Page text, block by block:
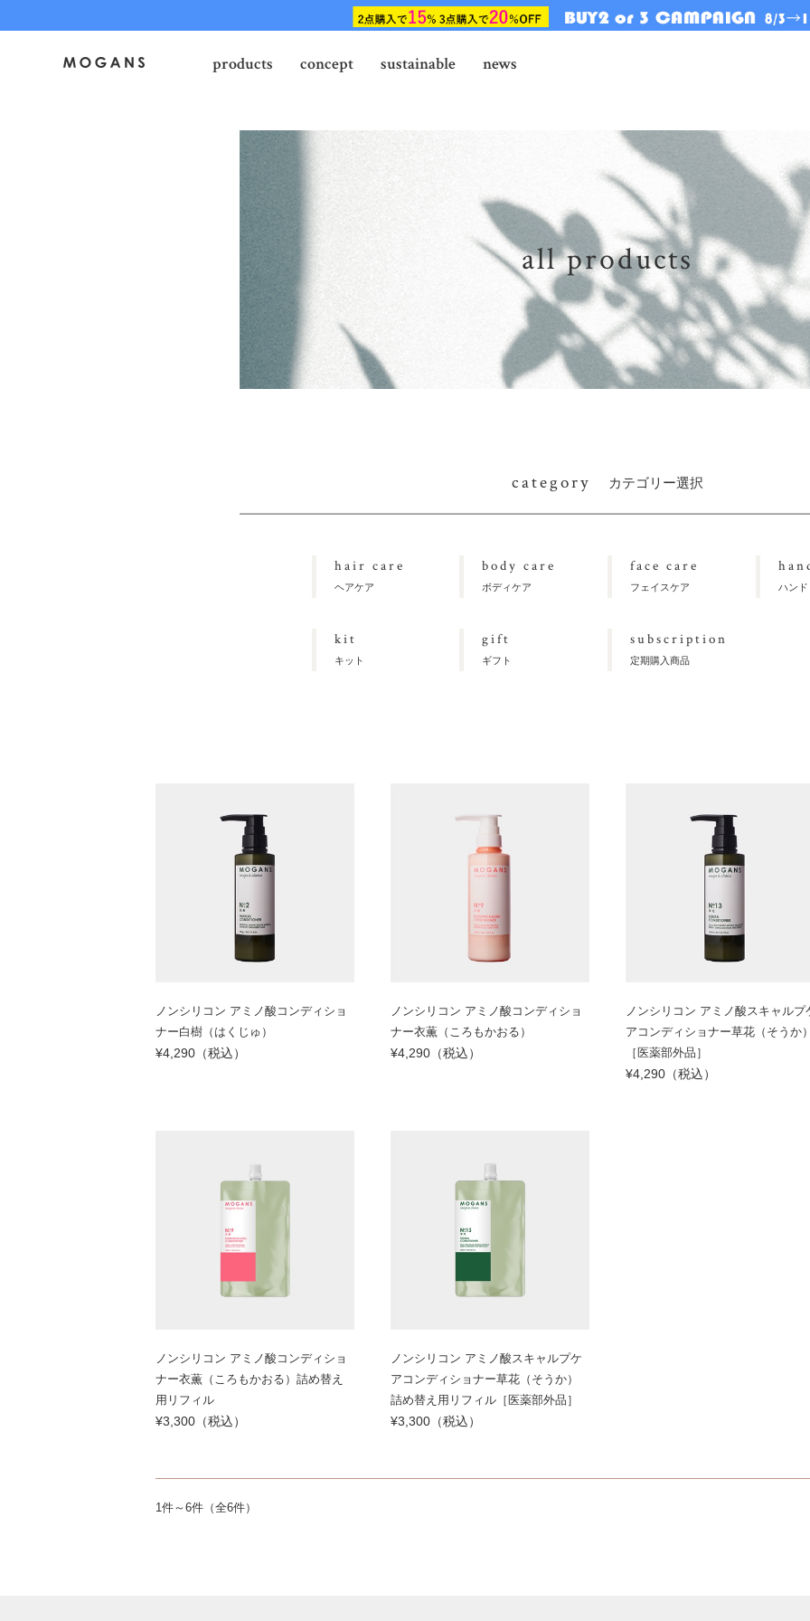
products concept sustainable news
all products
category カテゴリー選択
hair care
ヘアケア
body care
ボディケア
face care
フェイスケア ハン
kit
キット
gift
ギフト
subscription
定期購入商品
ノンシリコン アミノ酸コンディショ
ナー白樹（はくじゅ）
¥4,290（税込）
ノンシリコン アミノ酸コンディショ
ナー衣薫（ころもかおる）
¥4,290（税込）
ノンシリコン アミノ酸スキャルプ
アコンディショナー草花（そうか
［医薬部外品］
¥4,290（税込）
ノンシリコン アミノ酸コンディショ
ナー衣薫（ころもかおる）詰め替え
用リフィル
¥3,300（税込）
ノンシリコン アミノ酸スキャルプケ
アコンディショナー草花（そうか）
詰め替え用リフィル［医薬部外品］
¥3,300（税込）
1件～6件（全6件）